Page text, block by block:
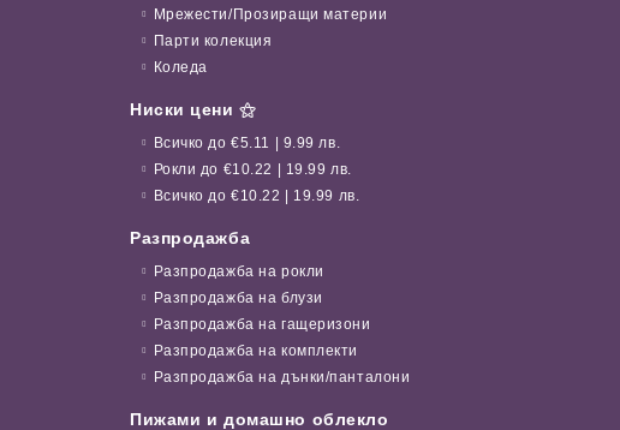
Мрежести/Прозиращи материи
Парти колекция
Коледа
Ниски цени ⚝
Всичко до €5.11 | 9.99 лв.
Рокли до €10.22 | 19.99 лв.
Всичко до €10.22 | 19.99 лв.
Разпродажба
Разпродажба на рокли
Разпродажба на блузи
Разпродажба на гащеризони
Разпродажба на комплекти
Разпродажба на дънки/панталони
Пижами и домашно облекло